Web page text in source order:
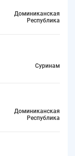
Доминиканская
Республика
Суринам
Доминиканская
Республика